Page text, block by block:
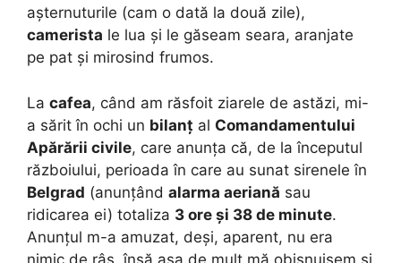
așternuturile (cam o dată la două zile),
camerista le lua și le găseam seara, aranjate
pe pat și mirosind frumos.
La cafea, când am răsfoit ziarele de astăzi, mi-
a sărit în ochi un bilanț al Comandamentului
Apărării civile, care anunța că, de la începutul
războiului, perioada în care au sunat sirenele în
Belgrad (anunțând alarma aeriană sau
ridicarea ei) totaliza 3 ore și 38 de minute.
Anunțul m-a amuzat, deși, aparent, nu era
nimic de râs, însă așa de mult mă obișnuisem și